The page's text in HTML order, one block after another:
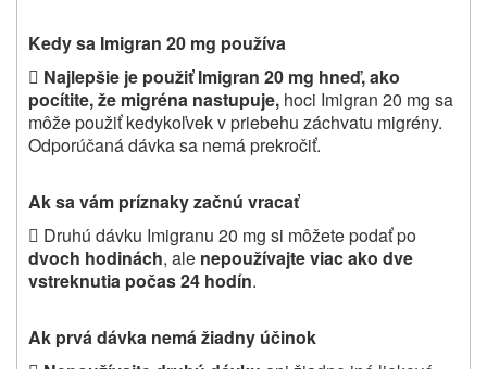
Kedy sa Imigran 20 mg používa
 Najlepšie je použiť Imigran 20 mg hneď, ako
pocítite, že migréna nastupuje, hoci Imigran 20 mg sa
môže použiť kedykoľvek v priebehu záchvatu migrény.
Odporúčaná dávka sa nemá prekročiť.
Ak sa vám príznaky začnú vracať
 Druhú dávku Imigranu 20 mg si môžete podať po
dvoch hodinách, ale nepoužívajte viac ako dve
vstreknutia počas 24 hodín.
Ak prvá dávka nemá žiadny účinok